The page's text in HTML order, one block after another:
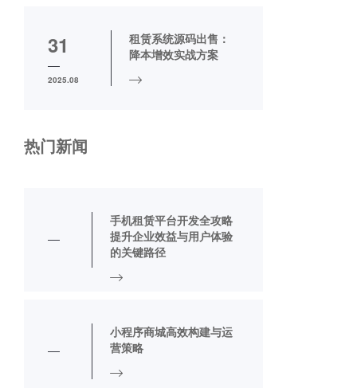
31
2025.08
租赁系统源码出售：
降本增效实战方案
热门新闻
手机租赁平台开发全攻略
提升企业效益与用户体验
的关键路径
小程序商城高效构建与运
营策略